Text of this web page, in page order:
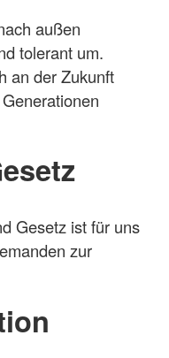
außen
tolerant um.
an der Zukunft
Gesetz ist für uns
zur